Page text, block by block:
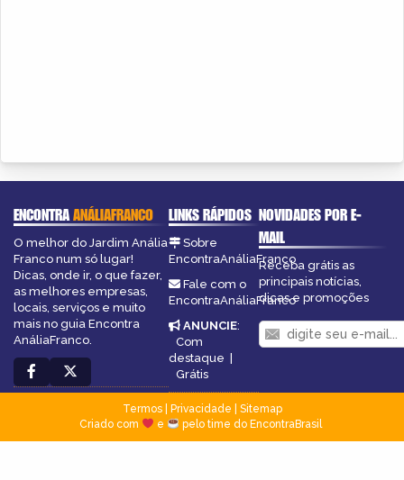
ENCONTRAANÁLIAFRANCO
O melhor do Jardim Anália
Franco num só lugar!
Dicas, onde ir, o que fazer,
as melhores empresas,
locais, serviços e muito
mais no guia Encontra
AnáliaFranco.
LINKS RÁPIDOS
Sobre
EncontraAnáliaFranco
Fale com o
EncontraAnáliaFranco
ANUNCIE:
Com
destaque |
Grátis
NOVIDADES POR E-
MAIL
Receba grátis as
principais notícias,
dicas e promoções
Termos| Privacidade
Sitemap
Criado com
e pelo time do EncontraBrasil